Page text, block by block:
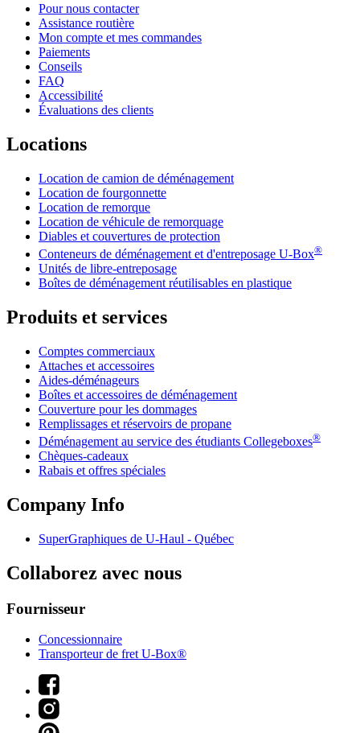
Pour nous contacter
Assistance routière
Mon compte et mes commandes
Paiements
Conseils
FAQ
Accessibilité
Évaluations des clients
Locations
Location de camion de déménagement
Location de fourgonnette
Location de remorque
Location de véhicule de remorquage
Diables et couvertures de protection
Conteneurs de déménagement et d'entreposage U-Box®
Unités de libre-entreposage
Boîtes de déménagement réutilisables en plastique
Produits et services
Comptes commerciaux
Attaches et accessoires
Aides-déménageurs
Boîtes et accessoires de déménagement
Couverture pour les dommages
Remplissages et réservoirs de propane
Déménagement au service des étudiants Collegeboxes®
Chèques-cadeaux
Rabais et offres spéciales
Company Info
SuperGraphiques de U-Haul - Québec
Collaborez avec nous
Fournisseur
Concessionnaire
Transporteur de fret U-Box®